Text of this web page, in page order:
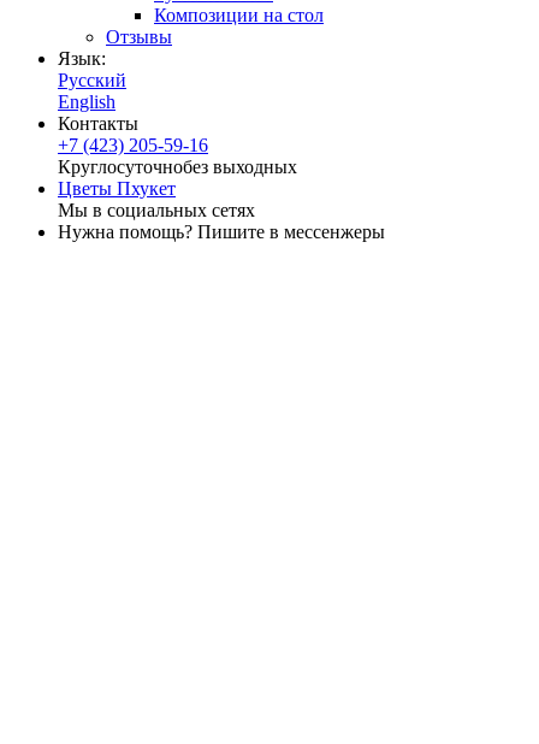
Композиции на стол
Отзывы
Язык:
Русский
English
Контакты
+7 (423) 205-59-16
Круглосуточнобез выходных
Цветы Пхукет
Мы в социальных сетях
Нужна помощь? Пишите в мессенжеры